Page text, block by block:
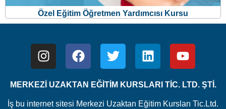
Özel Eğitim Öğretmen Yardımcısı Kursu
MERKEZİ UZAKTAN EĞİTİM KURSLARI TİC. LTD. ŞTİ.
İş bu internet sitesi Merkezi Uzaktan Eğitim Kursları Tic.Ltd.